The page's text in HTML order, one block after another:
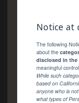
Notice at
The following
about the
disclosed in
meaningful
While such
based on
anyone who is
what types of